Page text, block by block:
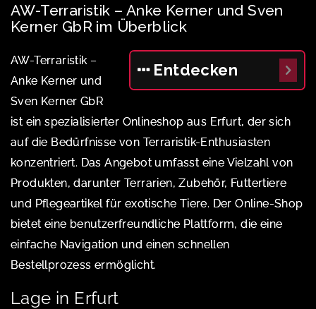
AW-Terraristik – Anke Kerner und Sven
Kerner GbR im Überblick
Entdecken
AW-Terraristik –
Anke Kerner und
Sven Kerner GbR
ist ein spezialisierter Onlineshop aus Erfurt, der sich
auf die Bedürfnisse von Terraristik-Enthusiasten
konzentriert. Das Angebot umfasst eine Vielzahl von
Produkten, darunter Terrarien, Zubehör, Futtertiere
und Pflegeartikel für exotische Tiere. Der Online-Shop
bietet eine benutzerfreundliche Plattform, die eine
einfache Navigation und einen schnellen
Bestellprozess ermöglicht.
Lage in Erfurt